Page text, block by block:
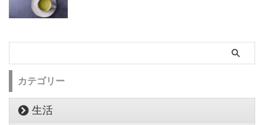
カテゴリー
生活